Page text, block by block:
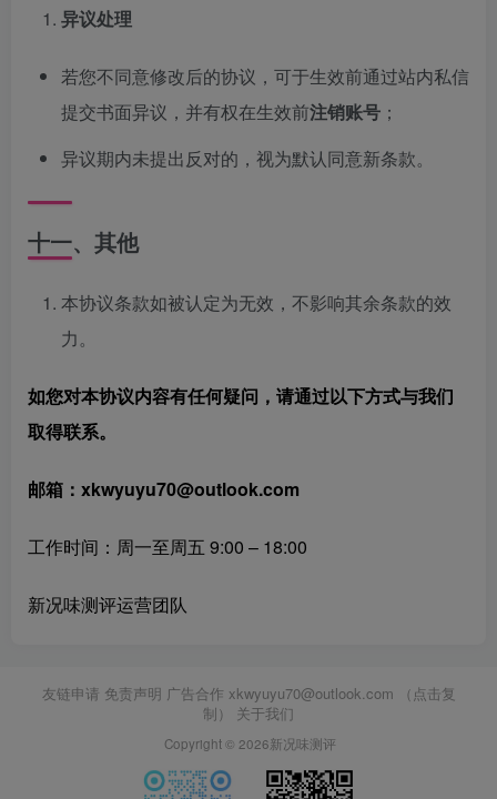
异议处理
若您不同意修改后的协议，可于生效前通过站内私信
提交书面异议，并有权在生效前注销账号 ；
异议期内未提出反对的，视为默认同意新条款。
十一、其他
本协议条款如被认定为无效，不影响其余条款的效
力。
如您对本协议内容有任何疑问，请通过以下方式与我们
取得联系。
邮箱 ：xkwyuyu70@outlook.com
工作时间：周一至周五 9:00 – 18:00
新况味测评运营团队
友链申请 免责声明 广告合作 xkwyuyu70@outlook.com （点击复
制） 关于我们
Copyright © 2026新况味测评